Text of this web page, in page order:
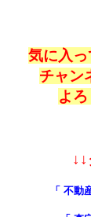
気に入っ
チャン
よ
「 不動